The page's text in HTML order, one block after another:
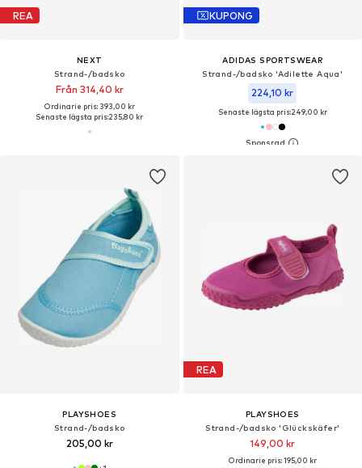
REA
NEXT
Strand-/badsko
Från 314,40 kr
Ordinarie pris: 393,00 kr
Senaste lägsta pris:235,80 kr
KUPONG
ADIDAS SPORTSWEAR
Strand-/badsko 'Adilette Aqua'
224,10 kr
Senaste lägsta pris:249,00 kr
PLAYSHOES
Strand-/badsko
205,00 kr
REA
PLAYSHOES
Strand-/badsko 'Glückskäfer'
149,00 kr
Ordinarie pris: 195,00 kr